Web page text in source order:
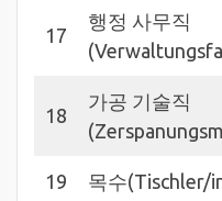
17
행정 사무직
18
가공 기술직
19 목수(Tischler/